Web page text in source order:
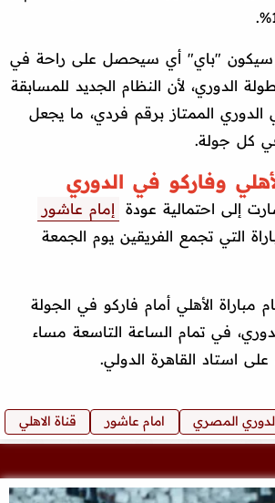
سيكون "باي" أي سيحصل على راحة في
الدوري، لأن النظام الجديد للمسابقة
الدوري الممتاز برقم فردي، ما يجعل
كل جولة.
وفاركو في الدوري
إلى احتمالية عودة
إمام عاشور
التي تجمع الفريقين يوم الجمعة
مباراة الأهلي أمام فاركو في الجولة
في تمام الساعة التاسعة مساء
استاد القاهرة الدولي.
المصري امام عاشور قناة الاهلي